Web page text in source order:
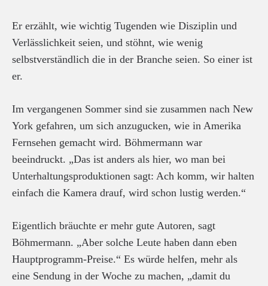
Er erzählt, wie wichtig Tugenden wie Disziplin und
Verlässlichkeit seien, und stöhnt, wie wenig
selbstverständlich die in der Branche seien. So einer ist
er.
Im vergangenen Sommer sind sie zusammen nach New
York gefahren, um sich anzugucken, wie in Amerika
Fernsehen gemacht wird. Böhmermann war
beeindruckt. „Das ist anders als hier, wo man bei
Unterhaltungsproduktionen sagt: Ach komm, wir halten
einfach die Kamera drauf, wird schon lustig werden.“
Eigentlich bräuchte er mehr gute Autoren, sagt
Böhmermann. „Aber solche Leute haben dann eben
Hauptprogramm-Preise.“ Es würde helfen, mehr als
eine Sendung in der Woche zu machen, „damit du